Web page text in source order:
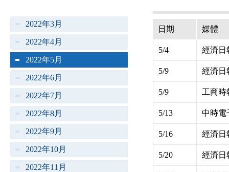
2022年3月
2022年4月
2022年5月
2022年6月
2022年7月
2022年8月
2022年9月
2022年10月
2022年11月
日期 媒體
5/4 經濟日
5/9 經濟日
5/9 工商時
5/13 中時電
5/16 經濟日
5/20 經濟日